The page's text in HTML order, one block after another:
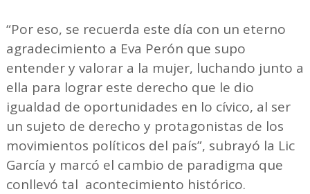
“Por eso, se recuerda este día con un eterno
agradecimiento a Eva Perón que supo
entender y valorar a la mujer, luchando junto a
ella para lograr este derecho que le dio
igualdad de oportunidades en lo cívico, al ser
un sujeto de derecho y protagonistas de los
movimientos políticos del país”, subrayó la Lic
García y marcó el cambio de paradigma que
conllevó tal acontecimiento histórico.